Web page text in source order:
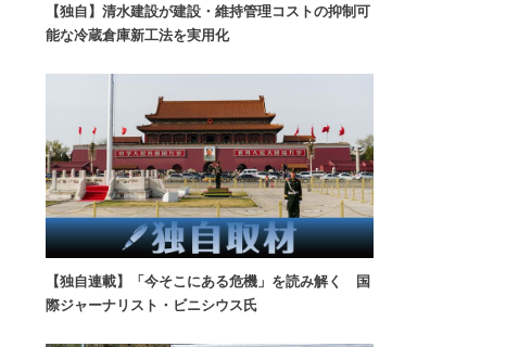
【独自】清水建設が建設・維持管理コストの抑制可
能な冷蔵倉庫新工法を実用化
【独自連載】「今そこにある危機」を読み解く 国
際ジャーナリスト・ビニシウス氏